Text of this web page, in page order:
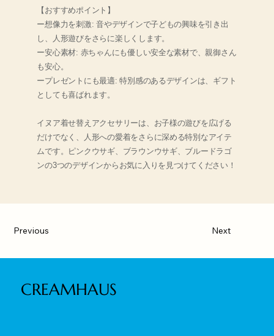
【おすすめポイント】
ー想像力を刺激: 音やデザインで子どもの興味を引き出
し、人形遊びをさらに楽しくします。
ー安心素材: 赤ちゃんにも優しい安全な素材で、親御さん
も安心。
ープレゼントにも最適: 特別感のあるデザインは、ギフト
としても喜ばれます。
イヌア着せ替えアクセサリーは、お子様の遊びを広げる
だけでなく、人形への愛着をさらに深める特別なアイテ
ムです。ピンクウサギ、ブラウンウサギ、ブルードラゴ
ンの3つのデザインからお気に入りを見つけてください！
Next
Previous
CREAMHAUS